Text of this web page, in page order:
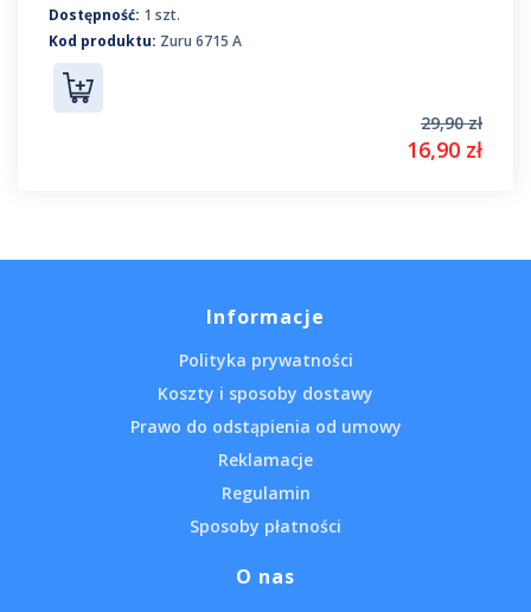
Dostępność: 1 szt.
Kod produktu: Zuru 6715 A
29,90 zł
16,90 zł
Informacje
Polityka prywatności
Koszty i sposoby dostawy
Prawo do odstąpienia od umowy
Reklamacje
Regulamin
Sposoby płatności
O nas